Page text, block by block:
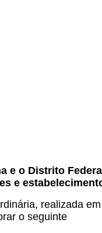
e o Distrito
e
realizada
o seguinte